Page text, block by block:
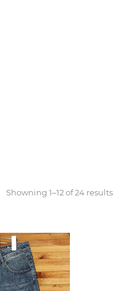
Showning 1–12 of 24 results